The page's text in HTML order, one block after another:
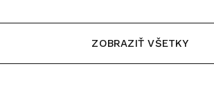
ZOBRAZIŤ VŠETKY